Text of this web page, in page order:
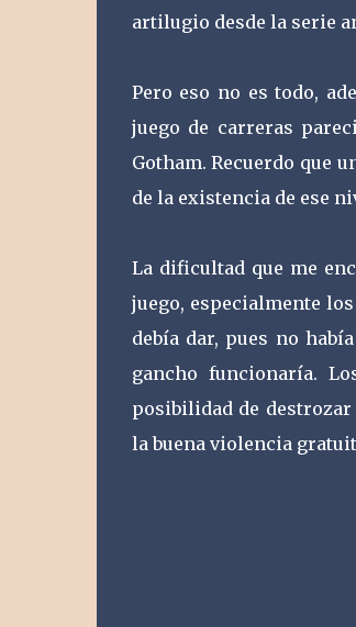
artilugio desde la serie
Pero eso no es todo,
juego de carreras
Gotham. Recuerdo que
de la existencia de ese
La dificultad que me
juego, especialmente
debía dar, pues no
gancho funcionaría.
posibilidad de
la buena violencia